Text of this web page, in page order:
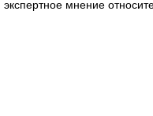
экспертное мнение